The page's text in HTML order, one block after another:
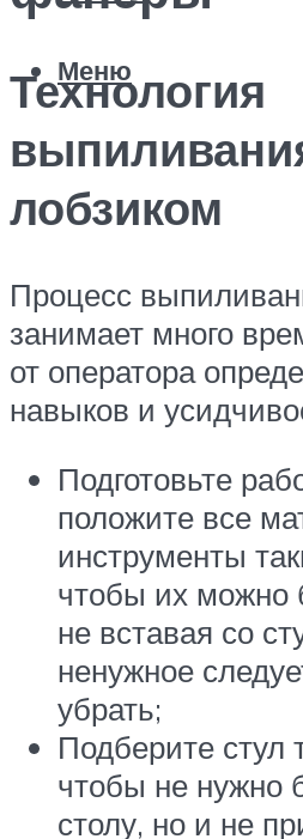
Меню
Технология
лобзиком
Процесс
занимает много
от оператора
навыков и
Подготовьте
положите все
инструменты
чтобы их можно
не вставая со
ненужное
убрать;
Подберите стул
чтобы не нужно
столу, но и не